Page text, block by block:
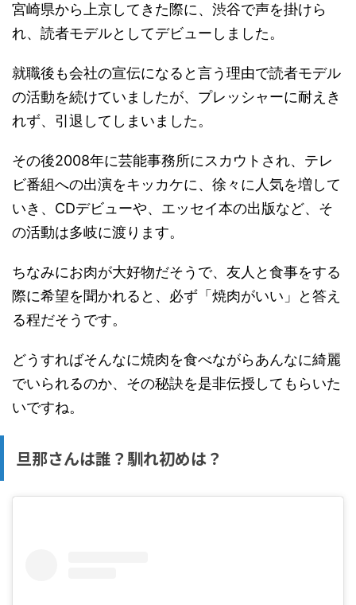
宮崎県から上京してきた際に、渋谷で声を掛けら
れ、読者モデルとしてデビューしました。
就職後も会社の宣伝になると言う理由で読者モデル
の活動を続けていましたが、プレッシャーに耐えき
れず、引退してしまいました。
その後2008年に芸能事務所にスカウトされ、テレ
ビ番組への出演をキッカケに、徐々に人気を増して
いき、CDデビューや、エッセイ本の出版など、そ
の活動は多岐に渡ります。
ちなみにお肉が大好物だそうで、友人と食事をする
際に希望を聞かれると、必ず「焼肉がいい」と答え
る程だそうです。
どうすればそんなに焼肉を食べながらあんなに綺麗
でいられるのか、その秘訣を是非伝授してもらいた
いですね。
旦那さんは誰？馴れ初めは？